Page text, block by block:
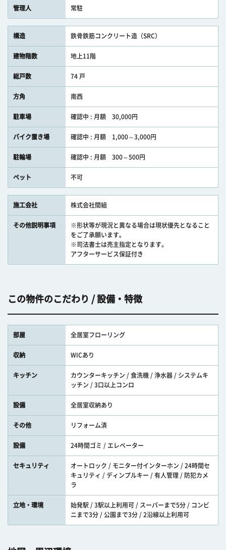
管理人 常駐
構造 鉄骨鉄筋コンクリート造（SRC）
建物階数 地上11階
総戸数 74 戸
方角 南西
駐車場 確認中 : 月額 30,000円
バイク置き場 確認中 : 月額 1,000～3,000円
駐輪場 確認中 : 月額 300～500円
ペット 不可
施工会社 株式会社間組
その他説明事項
※形状等が現況と異なる場合は現状優先となること
をご了承願います。
※司法書士は売主指定となります。
アフターサービス保証付き
この物件のこだわり / 設備・特徴
部屋 全居室フローリング
収納 WICあり
キッチン
カウンターキッチン / 食洗機 / 浄水器 / システムキ
ッチン / 3口以上コンロ
設備 全居室収納あり
その他 リフォーム済
設備 24時間ゴミ / エレベーター
セキュリティ
オートロック / モニター付インターホン / 24時間セ
キュリティ / ディンプルキー / 有人管理 / 防犯カメ
ラ
立地・環境
始発駅 / 3駅以上利用可 / スーパーまで5分 / コンビ
ニまで3分 / 公園まで3分 / 2沿線以上利用可